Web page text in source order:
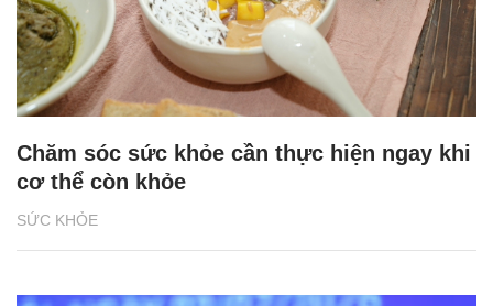
SỨC KHỎE
Chăm sóc sức khỏe cần thực hiện ngay khi
cơ thể còn khỏe